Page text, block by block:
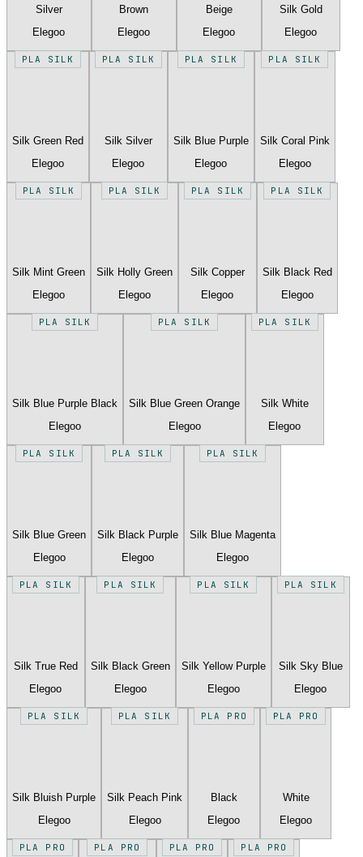
Silver
Elegoo
Brown
Elegoo
Beige
Elegoo
Silk Gold
Elegoo
PLA SILK
Silk Green Red
Elegoo
PLA SILK
Silk Silver
Elegoo
PLA SILK
Silk Blue Purple
Elegoo
PLA SILK
Silk Coral Pink
Elegoo
PLA SILK
Silk Mint Green
Elegoo
PLA SILK
Silk Holly Green
Elegoo
PLA SILK
Silk Copper
Elegoo
PLA SILK
Silk Black Red
Elegoo
PLA SILK
Silk Blue Purple Black
Elegoo
PLA SILK
Silk Blue Green Orange
Elegoo
PLA SILK
Silk White
Elegoo
PLA SILK
Silk Blue Green
Elegoo
PLA SILK
Silk Black Purple
Elegoo
PLA SILK
Silk Blue Magenta
Elegoo
PLA SILK
Silk True Red
Elegoo
PLA SILK
Silk Black Green
Elegoo
PLA SILK
Silk Yellow Purple
Elegoo
PLA SILK
Silk Sky Blue
Elegoo
PLA SILK
Silk Bluish Purple
Elegoo
PLA SILK
Silk Peach Pink
Elegoo
PLA PRO
Black
Elegoo
PLA PRO
White
Elegoo
PLA PRO PLA PRO PLA PRO PLA PRO